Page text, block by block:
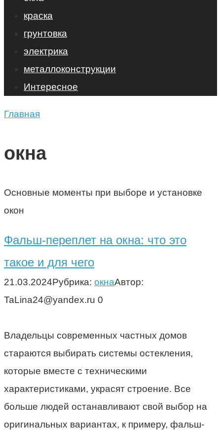
краска
грунтовка
электрика
металлоконструкции
Интересное
Главная
окна
Основные моменты при выборе и установке
окон
Фальш-переплет на окна: что это
такое и для чего
21.03.2024Рубрика: окнаАвтор:
TaLina24@yandex.ru 0
Владельцы современных частных домов
стараются выбирать системы остекления,
которые вместе с техническими
характеристиками, украсят строение. Все
больше людей останавливают свой выбор на
оригинальных вариантах, к примеру, фальш-